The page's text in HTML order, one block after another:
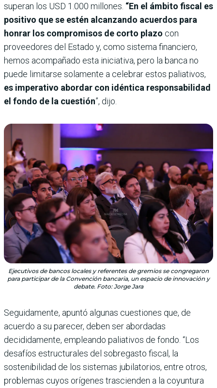
superan los USD 1.000 millones. “En el ámbito fiscal es
positivo que se estén alcanzando acuerdos para
honrar los compromisos de corto plazo con
proveedores del Estado y, como sistema financiero,
hemos acompañado esta iniciativa, pero la banca no
puede limitarse solamente a celebrar estos paliativos,
es imperativo abordar con idéntica responsabilidad
el fondo de la cuestión”, dijo.
Ejecutivos de bancos locales y referentes de gremios se congregaron
para participar de la Convención bancaria, un espacio de innovación y
debate. Foto: Jorge Jara
Seguidamente, apuntó algunas cuestiones que, de
acuerdo a su parecer, deben ser abordadas
decididamente, empleando paliativos de fondo. “Los
desafíos estructurales del sobregasto fiscal, la
sostenibilidad de los sistemas jubilatorios, entre otros,
problemas cuyos orígenes trascienden a la coyuntura